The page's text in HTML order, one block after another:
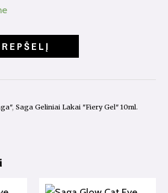
, Saga Geliniai Lakai "Fiery Gel" 10ml.